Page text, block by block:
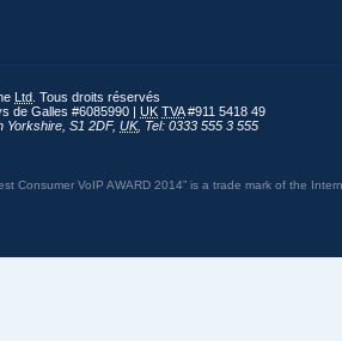
Ltd . Tous droits réservés
de Galles #6085990 | UK TVA#911 5418 49
Yorkshire S1 2DF, UK, Tel: 0333 555 3 555
Consumer VoIP AWARD 2014” is a trade mark of the